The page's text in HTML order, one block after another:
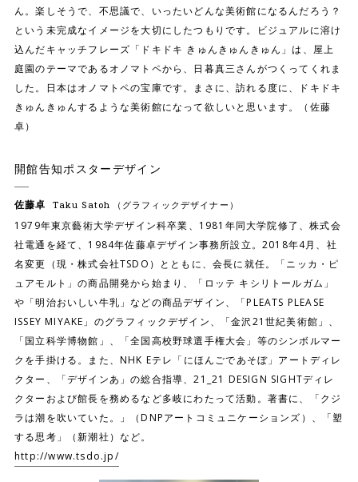
ん。楽しそうで、不思議で、いったいどんな美術館になるんだろう？
という未完成なイメージを大切にしたつもりです。ビジュアルに溶け
込んだキャッチフレーズ「ドキドキ きゅんきゅんきゅん」は、屋上
庭園のテーマであるオノマトペから、日暮真三さんがつくってくれま
した。日本はオノマトペの宝庫です。まさに、訪れる度に、ドキドキ
きゅんきゅんするような美術館になって欲しいと思います。（佐藤
卓）
開館告知ポスターデザイン
佐藤卓 Taku Satoh （グラフィックデザイナー）
1979年東京藝術大学デザイン科卒業、1981年同大学院修了、株式会
社電通を経て、1984年佐藤卓デザイン事務所設立。2018年4月、社
名変更（現・株式会社TSDO）とともに、会長に就任。「ニッカ・ピ
ュアモルト」の商品開発から始まり、「ロッテ キシリトールガム」
や「明治おいしい牛乳」などの商品デザイン、「PLEATS PLEASE
ISSEY MIYAKE」のグラフィックデザイン、「金沢21世紀美術館」、
「国立科学博物館」、「全国高校野球選手権大会」等のシンボルマー
クを手掛ける。また、NHK Eテレ「にほんごであそぼ」アートディレ
クター、「デザインあ」の総合指導、21_21 DESIGN SIGHTディレ
クターおよび館長を務めるなど多岐にわたって活動。著書に、「クジ
ラは潮を吹いていた。」（DNPアートコミュニケーションズ）、「塑
する思考」（新潮社）など。
http://www.tsdo.jp/